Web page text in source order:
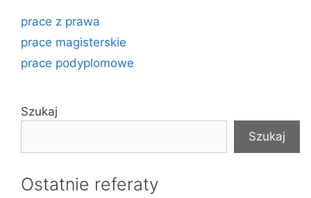
prace z prawa
prace magisterskie
prace podyplomowe
Szukaj
Szukaj
Ostatnie referaty